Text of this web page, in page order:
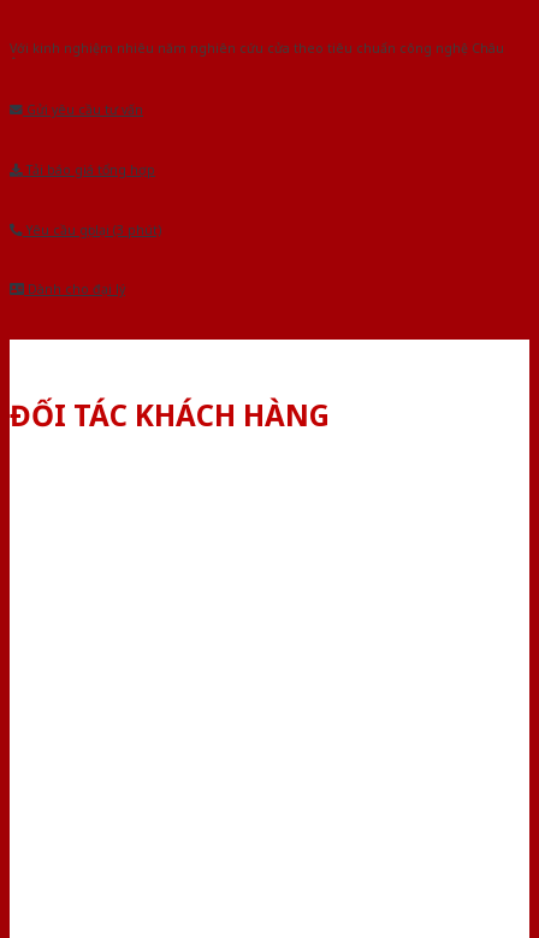
Với kinh nghiệm nhiêu năm nghiên cứu cửa theo tiêu chuẩn công nghệ Châu
Gửi yêu cầu tư vấn
Tải báo giá tổng hợp
Yêu cầu gọi lại (3 phút)
Dành cho đại lý
ĐỐI TÁC KHÁCH HÀNG